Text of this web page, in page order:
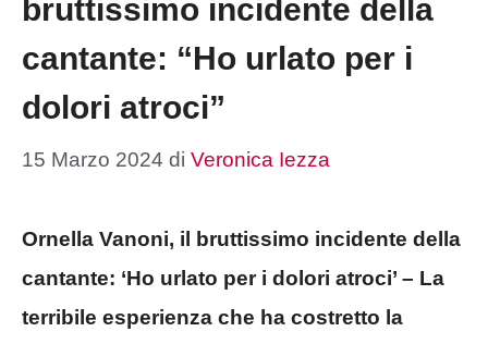
bruttissimo incidente della
cantante: “Ho urlato per i
dolori atroci”
15 Marzo 2024 di Veronica Iezza
Ornella Vanoni, il bruttissimo incidente della
cantante: ‘Ho urlato per i dolori atroci’ – La
terribile esperienza che ha costretto la